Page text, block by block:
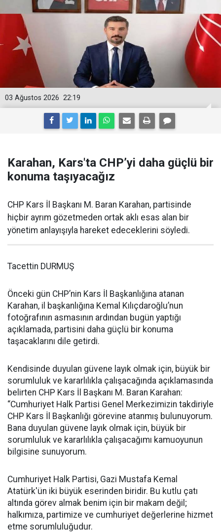
22:19
03 Ağustos 2026
Karahan, Kars'ta CHP’yi daha güçlü bir
konuma taşıyacağız
CHP Kars İl Başkanı M. Baran Karahan, partisinde
hiçbir ayrım gözetmeden ortak aklı esas alan bir
yönetim anlayışıyla hareket edeceklerini söyledi.
Tacettin DURMUŞ
Önceki gün CHP’nin Kars İl Başkanlığına atanan
Karahan, il başkanlığına Kemal Kılıçdaroğlu’nun
fotoğrafının asmasının ardından bugün yaptığı
açıklamada, partisini daha güçlü bir konuma
taşacaklarını dile getirdi.
Kendisinde duyulan güvene layık olmak için, büyük bir
sorumluluk ve kararlılıkla çalışacağında açıklamasında
belirten CHP Kars İl Başkanı M. Baran Karahan:
“Cumhuriyet Halk Partisi Genel Merkezimizin takdiriyle
CHP Kars İl Başkanlığı görevine atanmış bulunuyorum.
Bana duyulan güvene layık olmak için, büyük bir
sorumluluk ve kararlılıkla çalışacağımı kamuoyunun
bilgisine sunuyorum.
Cumhuriyet Halk Partisi, Gazi Mustafa Kemal
Atatürk'ün iki büyük eserinden biridir. Bu kutlu çatı
altında görev almak benim için bir makam değil;
halkımıza, partimize ve cumhuriyet değerlerine hizmet
etme sorumluluğudur.